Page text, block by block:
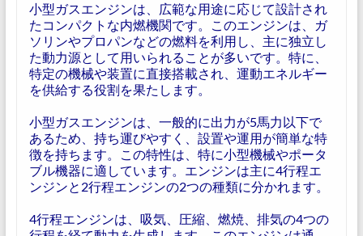
小型ガスエンジンは、広範な用途に応じて設計され
たコンパクトな内燃機関です。このエンジンは、ガ
ソリンやプロパンなどの燃料を利用し、主に独立し
た動力源として用いられることが多いです。特に、
特定の機械や装置に直接搭載され、運動エネルギー
を供給する役割を果たします。
小型ガスエンジンは、一般的に出力が5馬力以下で
あるため、持ち運びやすく、設置や運用が簡単な特
徴を持ちます。この特性は、特に小型機械やポータ
ブル機器に適しています。エンジンは主に4行程エ
ンジンと2行程エンジンの2つの種類に分かれます。
4行程エンジンは、吸気、圧縮、燃焼、排気の4つの